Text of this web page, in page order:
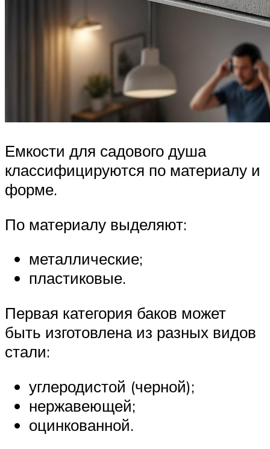
Емкости для садового душа
классифицируются по материалу и
форме.
По материалу выделяют:
металлические;
пластиковые.
Первая категория баков может
быть изготовлена из разных видов
стали:
углеродистой (черной);
нержавеющей;
оцинкованной.